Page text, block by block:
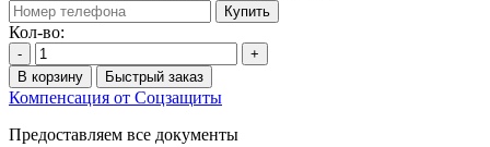
Купить
Кол-во:
-
+
В корзину
Быстрый заказ
Компенсация от Соцзащиты
Предоставляем все документы